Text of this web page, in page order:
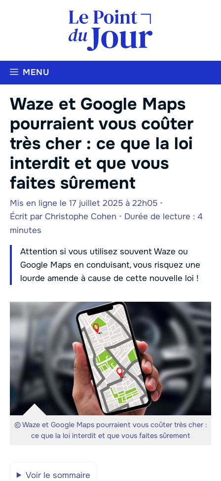
MENU
Waze et Google Maps
pourraient vous coûter
très cher : ce que la loi
interdit et que vous
faites sûrement
Mis en ligne le 17 juillet 2025 à 22h05 •
Écrit par Christophe Cohen • Durée de lecture : 4
minutes
Attention si vous utilisez souvent Waze ou
Google Maps en conduisant, vous risquez une
lourde amende à cause de cette nouvelle loi !
© Waze et Google Maps pourraient vous coûter très cher :
ce que la loi interdit et que vous faites sûrement
Voir le sommaire